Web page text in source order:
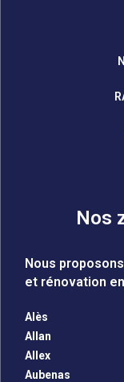
Nos
Nous
et rénovation
Alès
Allan
Allex
Aubenas